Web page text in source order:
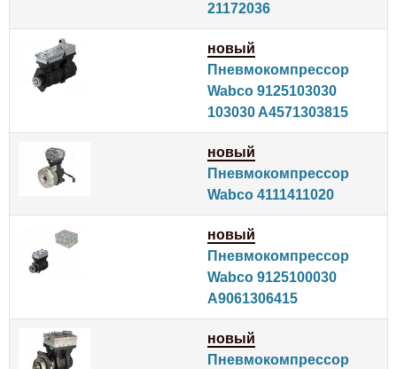
21172036
новый
Пневмокомпрессор
Wabco 9125103030
103030 A4571303815
новый
Пневмокомпрессор
Wabco 4111411020
новый
Пневмокомпрессор
Wabco 9125100030
A9061306415
новый
Пневмокомпрессор